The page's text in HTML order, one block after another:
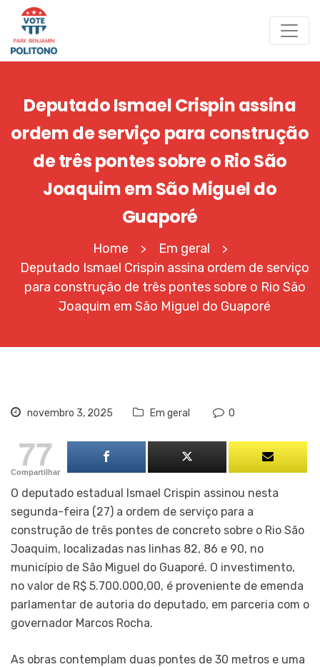
Deputado Ismael Crispin assina
ordem de serviço para construção
de três pontes sobre o Rio São
Joaquim em São Miguel do
Guaporé
Home > Em geral >
Deputado Ismael Crispin assina ordem de serviço
para construção de três pontes sobre o Rio São
Joaquim em São Miguel do Guaporé
novembro 3, 2025 Em geral 0
77
Compartilhar
O deputado estadual Ismael Crispin assinou nesta
segunda-feira (27) a ordem de serviço para a
construção de três pontes de concreto sobre o Rio São
Joaquim, localizadas nas linhas 82, 86 e 90, no
município de São Miguel do Guaporé. O investimento,
no valor de R$ 5.700.000,00, é proveniente de emenda
parlamentar de autoria do deputado, em parceria com o
governador Marcos Rocha.
As obras contemplam duas pontes de 30 metros e uma